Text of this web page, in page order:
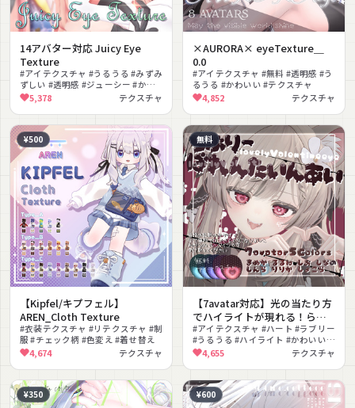
14アバター対応 Juicy Eye
Texture
#アイテクスチャ #うるうる #みずみ
ずしい #透明感 #ジューシー #かわ
いい #色変え #テクスチャ
5,378 テクスチャ
×AURORA× eyeTexture＿
0.0
#アイテクスチャ #無料 #透明感 #う
るうる #かわいい #テクスチャ
4,852 テクスチャ
¥500
【Kipfel/キプフェル】
AREN_Cloth Texture
#衣装テクスチャ #リテクスチャ #制
服 #チェック柄 #色変え #着せ替え
4,674 テクスチャ
無料
【7avatar対応】光の当たり方
でハイライトが現れる！らぶ
りーばれんたいんあい＿
eyeTexture
#アイテクスチャ #ハート #ラブリー
#うるうる #ハイライト #かわいい #
発光 #テクスチャ
4,655 テクスチャ
¥350 ¥600